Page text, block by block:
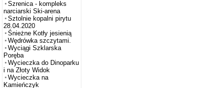
Szrenica - kompleks
narciarski Ski-arena
Sztolnie kopalni pirytu
28.04.2020
Śnieżne Kotły jesienią
Wędrówka szczytami.
Wyciągi Szklarska
Poręba
Wycieczka do Dinoparku
i na Złoty Widok
Wycieczka na
Kamieńczyk